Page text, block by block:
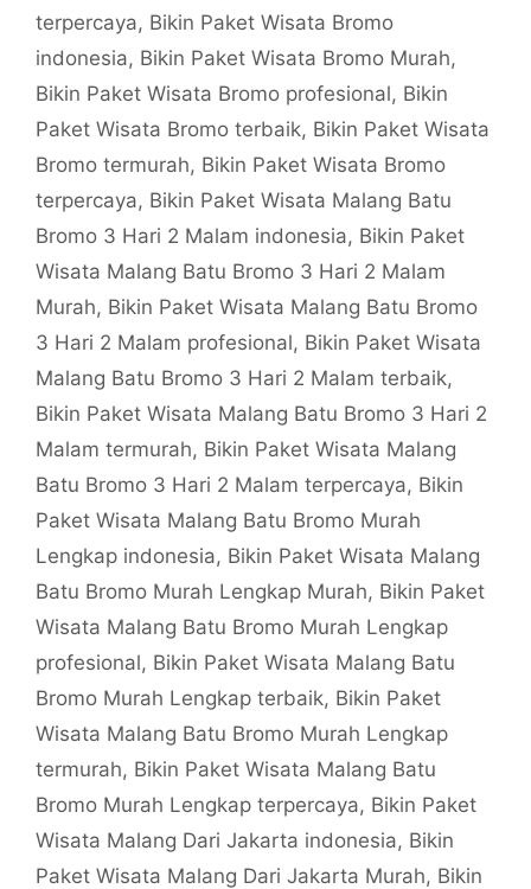
terpercaya, Bikin Paket Wisata Bromo
indonesia, Bikin Paket Wisata Bromo Murah,
Bikin Paket Wisata Bromo profesional, Bikin
Paket Wisata Bromo terbaik, Bikin Paket Wisata
Bromo termurah, Bikin Paket Wisata Bromo
terpercaya, Bikin Paket Wisata Malang Batu
Bromo 3 Hari 2 Malam indonesia, Bikin Paket
Wisata Malang Batu Bromo 3 Hari 2 Malam
Murah, Bikin Paket Wisata Malang Batu Bromo
3 Hari 2 Malam profesional, Bikin Paket Wisata
Malang Batu Bromo 3 Hari 2 Malam terbaik,
Bikin Paket Wisata Malang Batu Bromo 3 Hari 2
Malam termurah, Bikin Paket Wisata Malang
Batu Bromo 3 Hari 2 Malam terpercaya, Bikin
Paket Wisata Malang Batu Bromo Murah
Lengkap indonesia, Bikin Paket Wisata Malang
Batu Bromo Murah Lengkap Murah, Bikin Paket
Wisata Malang Batu Bromo Murah Lengkap
profesional, Bikin Paket Wisata Malang Batu
Bromo Murah Lengkap terbaik, Bikin Paket
Wisata Malang Batu Bromo Murah Lengkap
termurah, Bikin Paket Wisata Malang Batu
Bromo Murah Lengkap terpercaya, Bikin Paket
Wisata Malang Dari Jakarta indonesia, Bikin
Paket Wisata Malang Dari Jakarta Murah, Bikin